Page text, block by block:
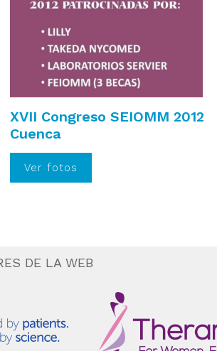
XVII Congreso SEIOMM 2012
Cuenca
Ver fotos
DE LA WEB